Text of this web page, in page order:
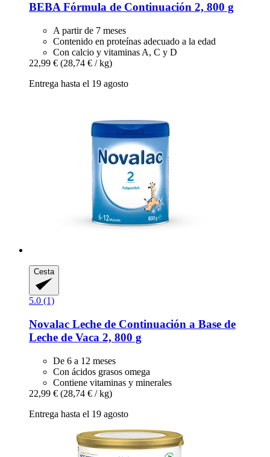
BEBA Fórmula de Continuación 2, 800 g
A partir de 7 meses
Contenido en proteínas adecuado a la edad
Con calcio y vitaminas A, C y D
22,99 € (28,74 € / kg)
Entrega hasta el 19 agosto
Cesta
5.0 (1)
Novalac Leche de Continuación a Base de
Leche de Vaca 2, 800 g
De 6 a 12 meses
Con ácidos grasos omega
Contiene vitaminas y minerales
22,99 € (28,74 € / kg)
Entrega hasta el 19 agosto